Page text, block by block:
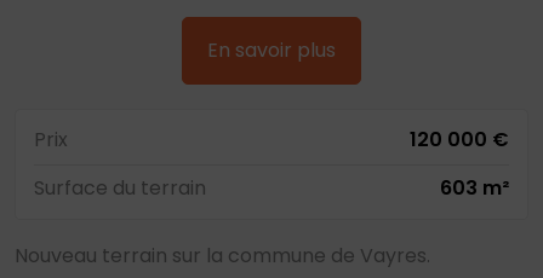
En savoir plus
Prix
120 000 €
Surface du terrain
603 m²
Nouveau terrain sur la commune de Vayres.